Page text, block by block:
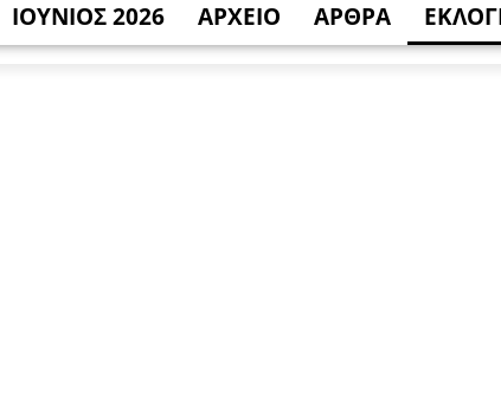
ΙΟΥΝΙΟΣ 2026 ΑΡΧΕΙΟ ΑΡΘΡΑ